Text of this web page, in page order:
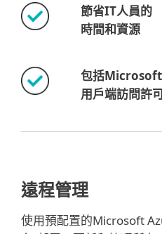
節省IT人員的
時間和資源
包括
用戶端訪問許
遠程管理
使用預配置的Microsoft